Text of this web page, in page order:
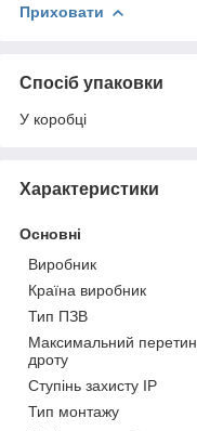
Приховати
Спосіб упаковки
У коробці
Характеристики
Основні
Виробник
Країна виробник
Тип ПЗВ
Максимальний перетин
дроту
Ступінь захисту IP
Тип монтажу